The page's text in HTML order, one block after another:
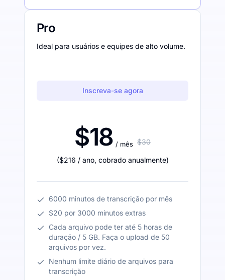
Pro
Ideal para usuários e equipes de alto volume.
Inscreva-se agora
$18 / mês $30
($216 / ano, cobrado anualmente)
6000 minutos de transcrição por mês
$20 por 3000 minutos extras
Cada arquivo pode ter até 5 horas de
duração / 5 GB. Faça o upload de 50
arquivos por vez.
Nenhum limite diário de arquivos para
transcrição